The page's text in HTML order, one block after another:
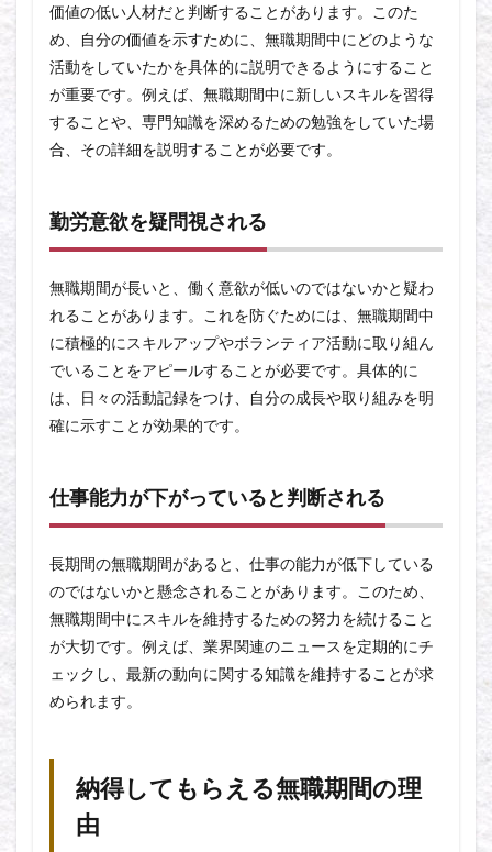
価値の低い人材だと判断することがあります。このた
め、自分の価値を示すために、無職期間中にどのような
活動をしていたかを具体的に説明できるようにすること
が重要です。例えば、無職期間中に新しいスキルを習得
することや、専門知識を深めるための勉強をしていた場
合、その詳細を説明することが必要です。
勤労意欲を疑問視される
無職期間が長いと、働く意欲が低いのではないかと疑わ
れることがあります。これを防ぐためには、無職期間中
に積極的にスキルアップやボランティア活動に取り組ん
でいることをアピールすることが必要です。具体的に
は、日々の活動記録をつけ、自分の成長や取り組みを明
確に示すことが効果的です。
仕事能力が下がっていると判断される
長期間の無職期間があると、仕事の能力が低下している
のではないかと懸念されることがあります。このため、
無職期間中にスキルを維持するための努力を続けること
が大切です。例えば、業界関連のニュースを定期的にチ
ェックし、最新の動向に関する知識を維持することが求
められます。
納得してもらえる無職期間の理
由